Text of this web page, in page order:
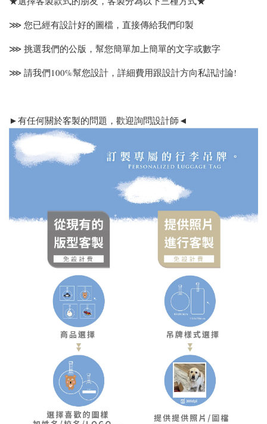
⋙ 您已經有設計好的圖檔，直接傳給我們印製
⋙ 挑選我們的公版，幫您簡單加上簡單的文字或數字
⋙ 請我們100%幫您設計，詳細費用跟設計方向私訊討論!
►有任何關於客製的問題，歡迎詢問設計師◄